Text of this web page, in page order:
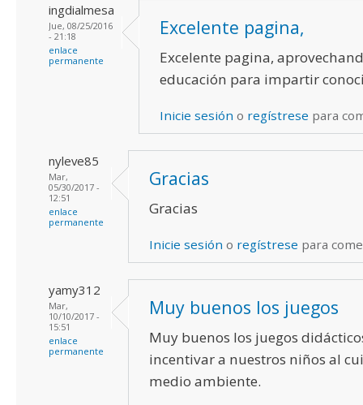
ingdialmesa
Jue, 08/25/2016
- 21:18
enlace
permanente
Excelente pagina,
Excelente pagina,
educación para impartir
Inicie sesión o regístrese para
nyleve85
Mar,
05/30/2017 -
12:51
enlace
permanente
Gracias
Gracias
Inicie sesión o regístrese para
yamy312
Mar,
10/10/2017 -
15:51
enlace
permanente
Muy buenos los juegos
Muy buenos los juegos
incentivar a nuestros niños al
medio ambiente.